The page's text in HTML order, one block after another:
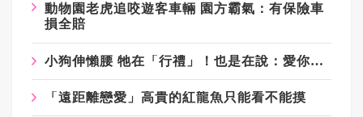
動物園老虎追咬遊客車輛 園方霸氣：有保險車
損全賠
小狗伸懶腰 牠在「行禮」！也是在說：愛你、信任你
「遠距離戀愛」高貴的紅龍魚只能看不能摸